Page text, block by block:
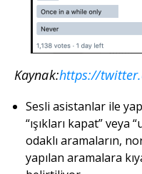
Kaynak:https://
Sesli asistanlar ile
“ışıkları kapat” veya
odaklı aramaların,
yapılan aramalara